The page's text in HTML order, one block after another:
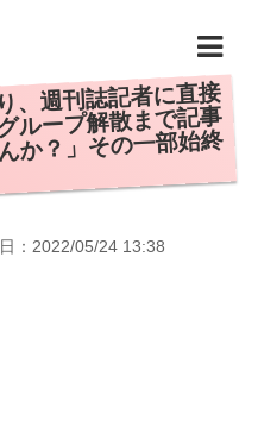
、週刊誌記者に直接
ループ解散まで記事
か？」その一部始終
： 2022/05/24 13:38